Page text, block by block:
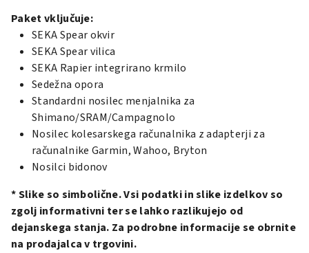
Paket vključuje:
SEKA Spear okvir
SEKA Spear vilica
SEKA Rapier integrirano krmilo
Sedežna opora
Standardni nosilec menjalnika za
Shimano/SRAM/Campagnolo
Nosilec kolesarskega računalnika z adapterji za
računalnike Garmin, Wahoo, Bryton
Nosilci bidonov
* Slike so simbolične. Vsi podatki in slike izdelkov so
zgolj informativni ter se lahko razlikujejo od
dejanskega stanja. Za podrobne informacije se obrnite
na prodajalca v trgovini.